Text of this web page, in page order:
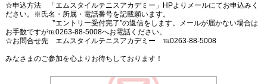
☆申込方法 「エムスタイルテニスアカデミー」HPよりメールにてお申込みく
ださい。※氏名・所属・電話番号を記載願います。
〝エントリー受付完了″の返信をします。メールが届かない場合は
お手数ですが℡0263-88-5008へお電話ください。
☆お問合せ先 エムスタイルテニスアカデミー ℡0263-88-5008
みなさまのご参加を心よりお待ちしております！